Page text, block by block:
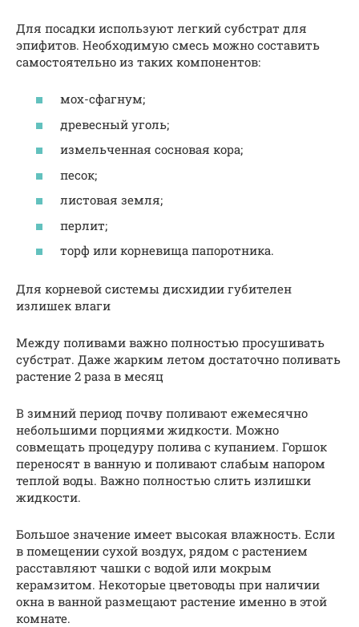
Для посадки используют легкий субстрат для
эпифитов. Необходимую смесь можно составить
самостоятельно из таких компонентов:
мох-сфагнум;
древесный уголь;
измельченная сосновая кора;
песок;
листовая земля;
перлит;
торф или корневища папоротника.
Для корневой системы дисхидии губителен
излишек влаги
Между поливами важно полностью просушивать
субстрат. Даже жарким летом достаточно поливать
растение 2 раза в месяц
В зимний период почву поливают ежемесячно
небольшими порциями жидкости. Можно
совмещать процедуру полива с купанием. Горшок
переносят в ванную и поливают слабым напором
теплой воды. Важно полностью слить излишки
жидкости.
Большое значение имеет высокая влажность. Если
в помещении сухой воздух, рядом с растением
расставляют чашки с водой или мокрым
керамзитом. Некоторые цветоводы при наличии
окна в ванной размещают растение именно в этой
комнате.